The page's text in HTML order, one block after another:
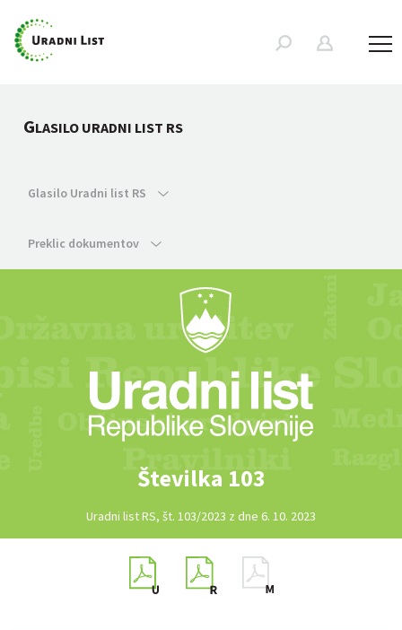
GLASILO URADNI LIST RS
Glasilo Uradni list RS
Preklic dokumentov
Številka 103
Uradni list RS, št. 103/2023 z dne 6. 10. 2023